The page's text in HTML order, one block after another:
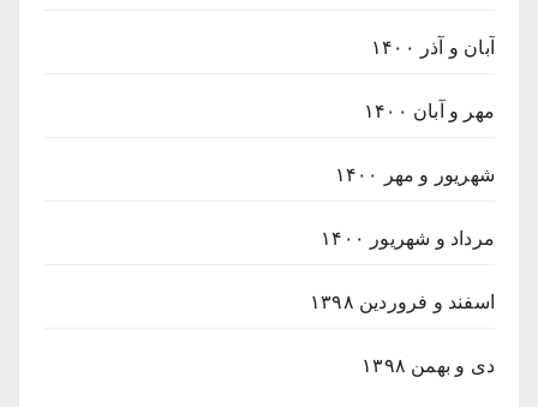
آبان و آذر ۱۴۰۰
مهر و آبان ۱۴۰۰
شهریور و مهر ۱۴۰۰
مرداد و شهریور ۱۴۰۰
اسفند و فروردین ۱۳۹۸
دی و بهمن ۱۳۹۸